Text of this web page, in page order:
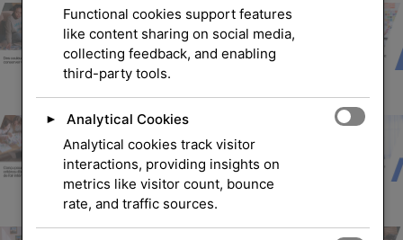
Functional cookies support features
like content sharing on social media,
collecting feedback, and enabling
third-party tools.
►
Analytical Cookies
Analytical cookies track visitor
interactions, providing insights on
metrics like visitor count, bounce
rate, and traffic sources.